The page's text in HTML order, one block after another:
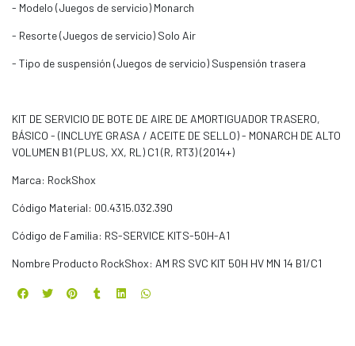
- Modelo (Juegos de servicio) Monarch
- Resorte (Juegos de servicio) Solo Air
- Tipo de suspensión (Juegos de servicio) Suspensión trasera
KIT DE SERVICIO DE BOTE DE AIRE DE AMORTIGUADOR TRASERO,
BÁSICO - (INCLUYE GRASA / ACEITE DE SELLO) - MONARCH DE ALTO
VOLUMEN B1 (PLUS, XX, RL) C1 (R, RT3) (2014+)
Marca: RockShox
Código Material: 00.4315.032.390
Código de Familia: RS-SERVICE KITS-50H-A1
Nombre Producto RockShox: AM RS SVC KIT 50H HV MN 14 B1/C1